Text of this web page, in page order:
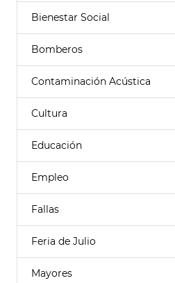
Bienestar Social
Bomberos
Contaminación Acústica
Cultura
Educación
Empleo
Fallas
Feria de Julio
Mayores